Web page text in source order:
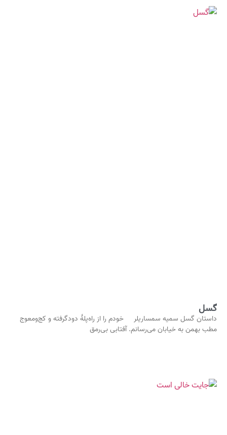
گسل
داستان گسل سمیه سمساریلر خودم را از راه‌پلهٔ دودگرفته و کج‌ومعوج
مطب بهمن به خیابان می‌رسانم. آفتابی بی‌رمق